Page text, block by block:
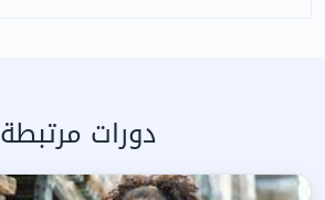
دورات مرتبطة